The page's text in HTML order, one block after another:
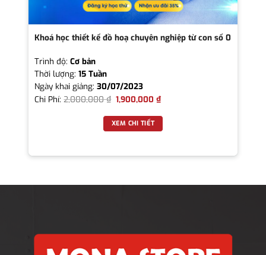
Khoá học thiết kế đồ hoạ chuyên nghiệp từ con số 0
Trình độ:Cơ bản
Thời lượng:15 Tuần
Ngày khai giảng:30/07/2023
Chi Phí:2,000,000₫ 1,900,000₫
XEM CHI TIẾT